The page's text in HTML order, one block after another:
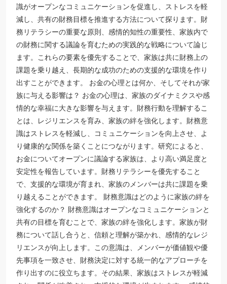
識がオープンなコミュニケーションを促進し、ストレスを軽
減し、共有の財務目標を推進する方法について探ります。財
務リテラシーの重要な原則、感情的知性の重要性、家族内で
の財務に関する議論を育むための実践的な戦略について論じ
ます。これらの要素を優先することで、家族は共に財務上の
課題を乗り越え、長期的な成功のための支援的な環境を作り
出すことができます。 お金の心理とは何か、そしてそれが家
族に与える影響は？ お金の心理は、家族のダイナミクスや感
情的な幸福に大きな影響を与えます。財務行動を理解するこ
とは、レジリエンスを育み、家族の絆を強化します。財務意
識はストレスを軽減し、コミュニケーションを向上させ、よ
り健康的な関係を築くことにつながります。研究によると、
お金についてオープンに議論する家族は、より高い満足度と
安定性を報告しています。財務リテラシーを優先すること
で、支援的な環境が育まれ、家族のメンバーは共に課題を乗
り越えることができます。 財務意識はどのように家族の絆を
強化するのか？ 財務意識はオープンなコミュニケーションと
共有の目標を育むことで、家族の絆を強化します。家族が財
務について話し合うと、信頼と理解が築かれ、感情的なレジ
リエンスが向上します。この意識は、メンバーが価値観や優
先事項を一致させ、財務決定に対する統一的なアプローチを
作り出すのに役立ちます。その結果、家族はストレスが軽減